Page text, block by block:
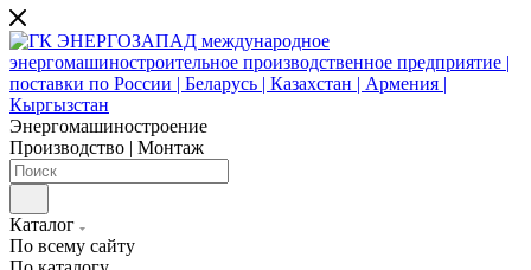
Энергомашиностроение
Производство | Монтаж
Каталог
По всему сайту